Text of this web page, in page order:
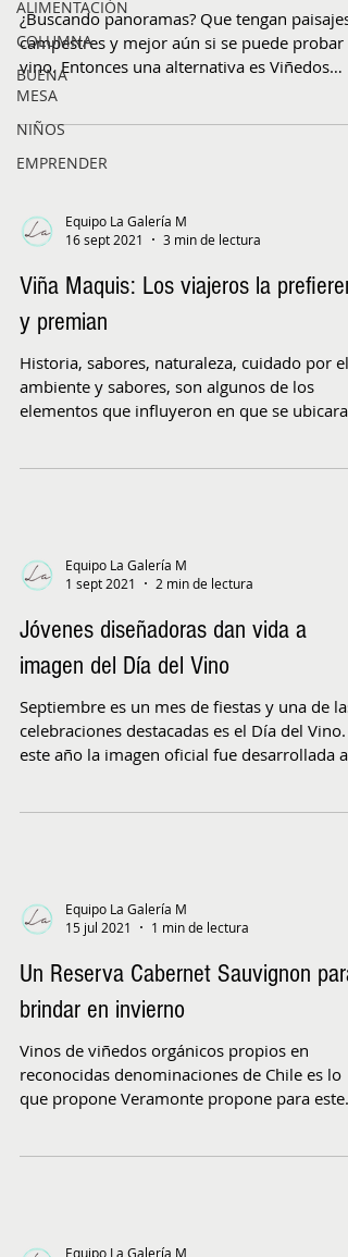
ALIMENTACIÓN
COLUMNA
BUENA
MESA
NIÑOS
EMPRENDER
¿Buscando panoramas? Que tengan paisajes
campestres y mejor aún si se puede probar
vino. Entonces una alternativa es Viñedos
Veramonte....
Equipo La Galería M
16 sept 2021
3 min de lectura
Viña Maquis: Los viajeros la prefieren
y premian
Historia, sabores, naturaleza, cuidado por el
ambiente y sabores, son algunos de los
elementos que influyeron en que se ubicara
Equipo La Galería M
1 sept 2021
2 min de lectura
Jóvenes diseñadoras dan vida a
imagen del Día del Vino
Septiembre es un mes de fiestas y una de las
celebraciones destacadas es el Día del Vino. Y
este año la imagen oficial fue desarrollada
Equipo La Galería M
15 jul 2021
1 min de lectura
Un Reserva Cabernet Sauvignon para
brindar en invierno
Vinos de viñedos orgánicos propios en
reconocidas denominaciones de Chile es lo
que propone Veramonte propone para este
Equipo La Galería M